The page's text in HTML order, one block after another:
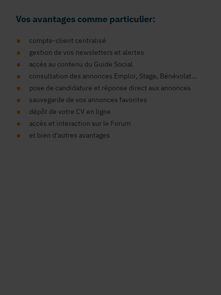
Vos avantages comme particulier:
compte-client centralisé
gestion de vos newsletters et alertes
accés au contenu du Guide Social
consultation des annonces Emploi, Stage, Bénévolat...
pose de candidature et réponse direct aux annonces
sauvegarde de vos annonces favorites
dépôt de votre CV en ligne
accès et interaction sur le Forum
et bien d'autres avantages